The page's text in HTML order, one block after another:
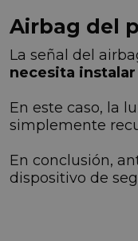
Airbag del
La señal del
necesita
En este caso, la
simplemente
En conclusión,
dispositivo de